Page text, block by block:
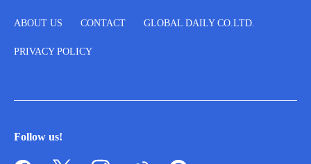
ABOUT US CONTACT GLOBAL DAILY CO.LTD.
PRIVACY POLICY
Follow us!